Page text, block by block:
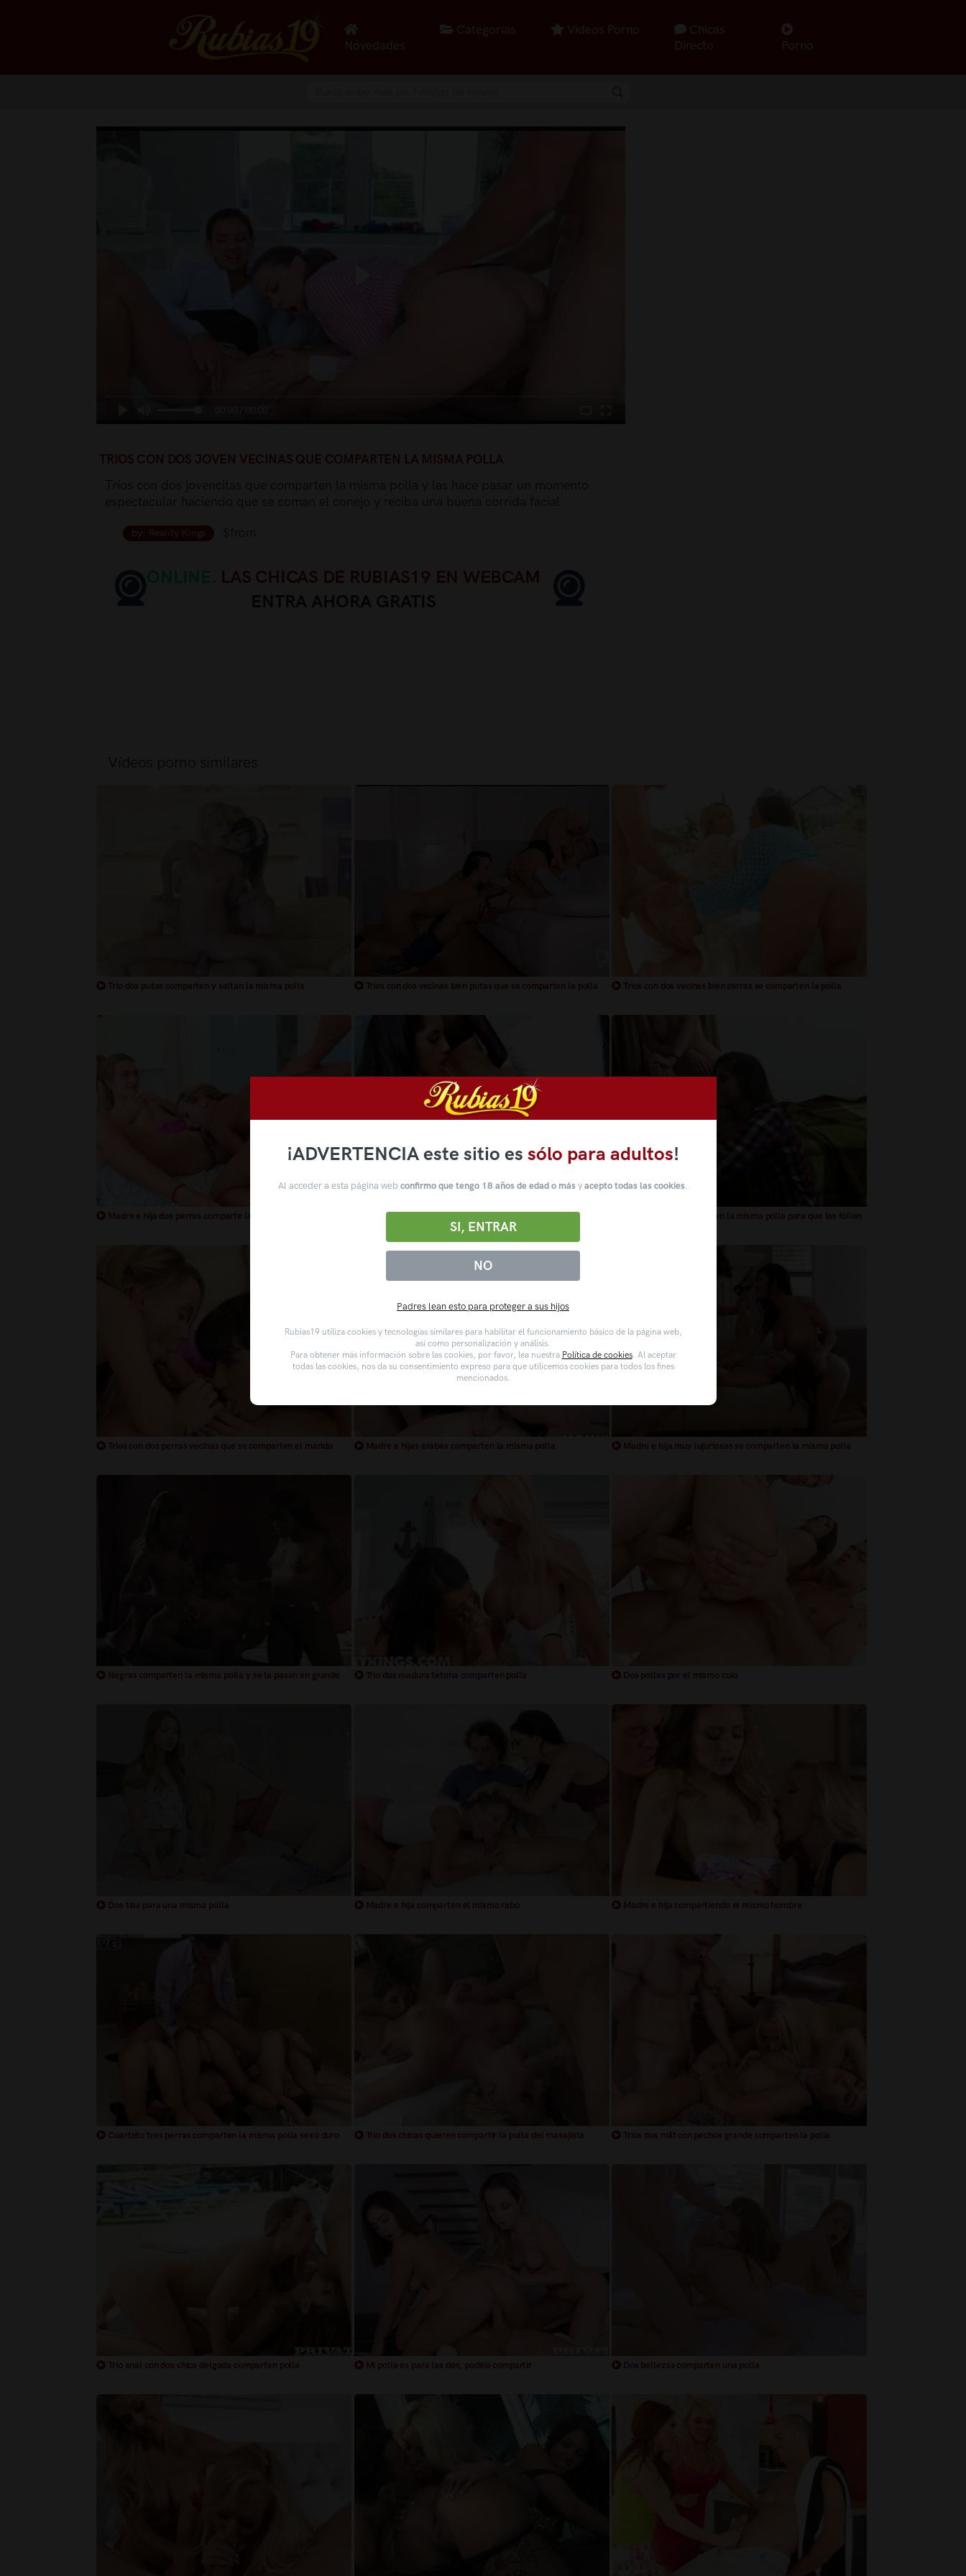
Novedades
Categorías Videos Porno
Chicas
Directo
Porno
TRIOS CON DOS JOVEN VECINAS QUE COMPARTEN LA MISMA POLLA
by: Reality Kings
ONLINE. LAS CHICAS DE RUBIAS19 EN WEBCAM
Trio dos putas comparten y saltan la misma polla Trios con dos vecinas bien putas que se comparten la polla Trios con dos vecinas bien zorras se comparten la polla
Madre e hija dos perras comparte la misma polla 18 años dos primas se comparten la misma polla Universitarias comparten la misma polla para que las follen
Trios con dos perras vecinas que se comparten el marido Madre e hijas árabes comparten la misma polla Madre e hija muy lujuriosas se comparten la misma polla
Negras comparten la misma polla y se la pasan en grande Trio dos madura tetona comparten polla Dos pollas por el mismo culo
Dos tias para una misma polla Madre e hija comparten el mismo rabo Madre e hija compartiendo el mismo hombre
Cuarteto tres perras comparten la misma polla sexo duro Trio dos chicas quieren compartir la polla del masajista Trios dos milf con pechos grande comparten la polla
Trio anal con dos chica delgada comparten polla Mi polla es para las dos, podéis compartir Dos bellezas comparten una polla
¡ADVERTENCIA este sitio es sólo para adultos!
Al acceder a esta página web confirmo que tengo 18 años de edad o más y acepto todas las cookies
NO
SI, ENTRAR
Padres lean esto para proteger a sus hijos
Rubias19 utiliza cookies y tecnologías similares para habilitar el funcionamiento básico de la página web,
así como personalización y análisis.
Para obtener más información sobre las cookies, por favor, lea nuestra Política de cookies. Al aceptar
todas las cookies, nos da su consentimiento expreso para que utilicemos cookies para todos los fines
mencionados.